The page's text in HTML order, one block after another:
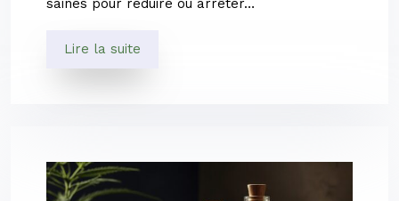
saines pour réduire ou arrêter…
Lire la suite